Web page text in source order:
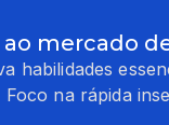
ao mercado
habilidades
Foco na rápida